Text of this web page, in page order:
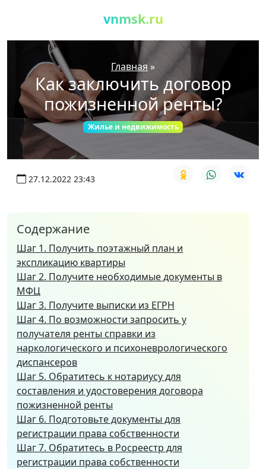
vnmsk.ru
Главная »
Как заключить договор
пожизненной ренты?
Жилье и недвижимость
27.12.2022 23:43
Содержание
Шаг 1. Получить поэтажный план и
экспликацию квартиры
Шаг 2. Получите необходимые документы в
МФЦ
Шаг 3. Получите выписки из ЕГРН
Шаг 4. По возможности запросить у
получателя ренты справки из
наркологического и психоневрологического
диспансеров
Шаг 5. Обратитесь к нотариусу для
составления и удостоверения договора
пожизненной ренты
Шаг 6. Подготовьте документы для
регистрации права собственности
Шаг 7. Обратитесь в Росреестр для
регистрации права собственности